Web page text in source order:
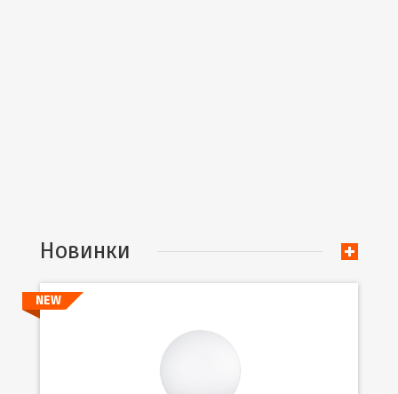
Новинки
NEW